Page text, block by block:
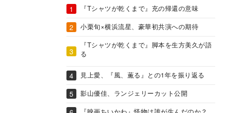
『Tシャツが乾くまで』充の帰還の意味
小栗旬×横浜流星、豪華初共演への期待
『Tシャツが乾くまで』脚本を生方美久が語
る
見上愛、『風、薫る』との1年を振り返る
影山優佳、ランジェリーカット公開